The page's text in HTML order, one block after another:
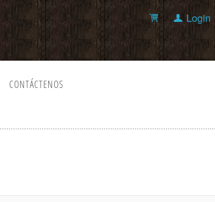
Login
CONTÁCTENOS